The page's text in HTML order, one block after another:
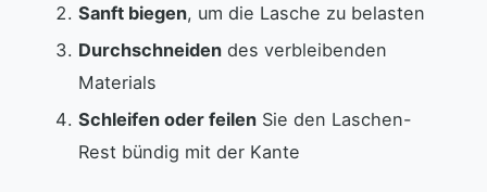
Sanft biegen, um die Lasche zu belasten
Durchschneiden des verbleibenden
Materials
Schleifen oder feilen Sie den Laschen-
Rest bündig mit der Kante